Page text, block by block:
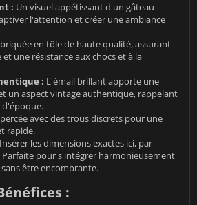
: Un visuel appétissant d'un gâteau
l'attention et créer une ambiance
en tôle de haute qualité, assurant
une résistance aux chocs et à la
: L'émail brillant apporte une
un aspect vintage authentique, rappelant
d'époque.
avec des trous discrets pour une
rapide.
les dimensions exactes ici, par
Parfaite pour s'intégrer harmonieusement
être encombrante.
: